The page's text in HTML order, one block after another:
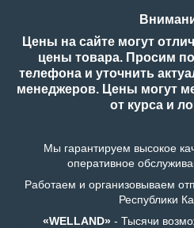
Цены на сайте могут
цены товара. Просим
телефона и уточнить
менеджеров. Цены могут
от курса и
Мы гарантируем высокое
оперативное
Работаем и организовываем
Республики
«WELLAND»- Тысячи